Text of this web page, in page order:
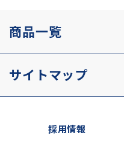
商品一覧
サイトマップ
採用情報